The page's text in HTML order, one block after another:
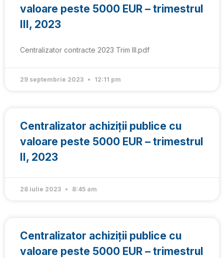
valoare peste 5000 EUR – trimestrul
III, 2023
Centralizator contracte 2023 Trim III.pdf
29 septembrie 2023 12:11 pm
Centralizator achiziții publice cu
valoare peste 5000 EUR – trimestrul
II, 2023
28 iulie 2023 8:45 am
Centralizator achiziții publice cu
valoare peste 5000 EUR – trimestrul